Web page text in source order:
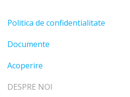
Politica de confidentialitate
Documente
Acoperire
DESPRE NOI